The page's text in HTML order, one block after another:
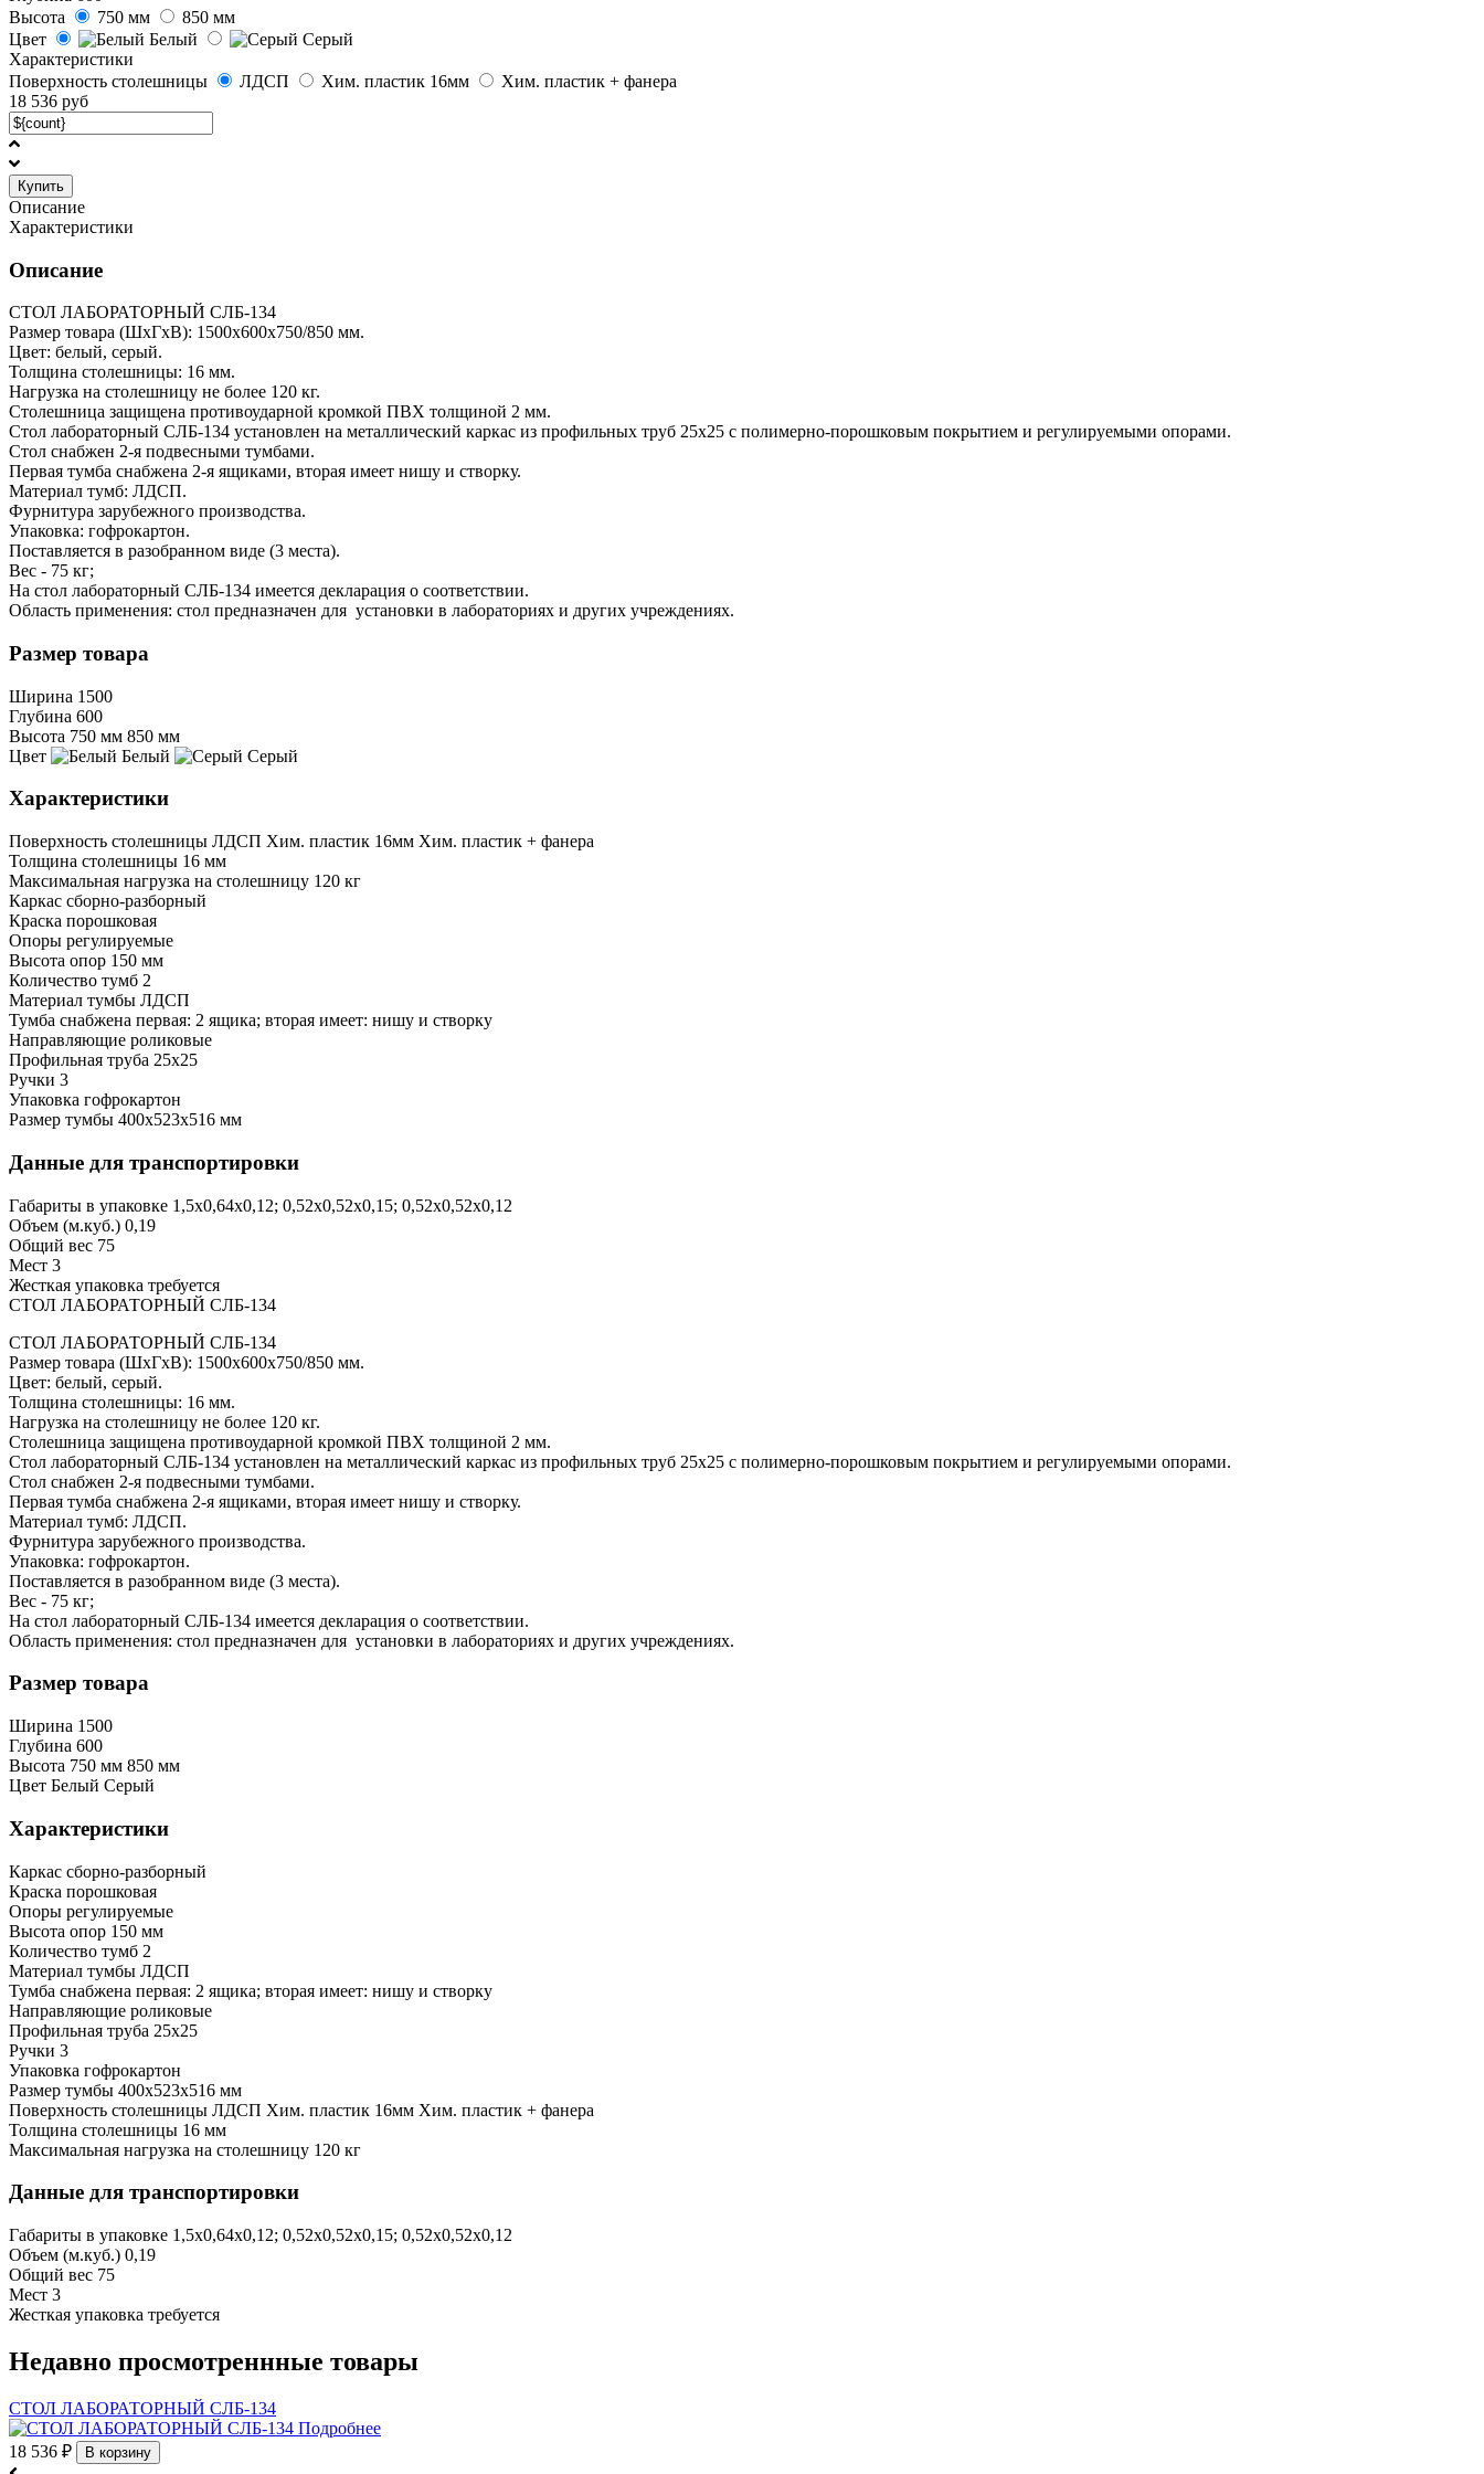
Высота
750 мм
850 мм
Цвет
Белый
Серый
Характеристики
Поверхность столешницы
ЛДСП Хим. пластик 16мм
Хим. пластик + фанера
18 536 руб
Купить
Описание
Характеристики
Описание
СТОЛ ЛАБОРАТОРНЫЙ СЛБ-134
Размер товара (ШхГхВ): 1500х600х750/850 мм.
Цвет: белый, серый.
Толщина столешницы: 16 мм.
Нагрузка на столешницу не более 120 кг.
Столешница защищена противоударной кромкой ПВХ толщиной 2 мм.
Стол лабораторный CЛБ-134 установлен на металлический каркас из профильных труб 25х25 с полимерно-порошковым покрытием и регулируемыми опорами.
Стол снабжен 2-я подвесными тумбами.
Первая тумба снабжена 2-я ящиками, вторая имеет нишу и створку.
Материал тумб: ЛДСП.
Фурнитура зарубежного производства.
Упаковка: гофрокартон.
Поставляется в разобранном виде (3 места).
Вес - 75 кг;
На стол лабораторный CЛБ-134 имеется декларация о соответствии.
Область применения: стол предназначен для установки в лабораториях и других учреждениях.
Размер товара
Ширина 1500
Глубина 600
Высота 750 мм 850 мм
Цвет
Белый Серый
Характеристики
Поверхность столешницы ЛДСП Хим. пластик 16мм Хим. пластик + фанера
Толщина столешницы 16 мм
Максимальная нагрузка на столешницу 120 кг
Каркас сборно-разборный
Краска порошковая
Опоры регулируемые
Высота опор 150 мм
Количество тумб 2
Материал тумбы ЛДСП
Тумба снабжена первая: 2 ящика; вторая имеет: нишу и створку
Направляющие роликовые
Профильная труба 25х25
Ручки 3
Упаковка гофрокартон
Размер тумбы 400х523х516 мм
Данные для транспортировки
Габариты в упаковке 1,5х0,64х0,12; 0,52х0,52х0,15; 0,52х0,52х0,12
Объем (м.куб.) 0,19
Общий вес 75
Мест 3
Жесткая упаковка требуется
СТОЛ ЛАБОРАТОРНЫЙ СЛБ-134
СТОЛ ЛАБОРАТОРНЫЙ СЛБ-134
Размер товара (ШхГхВ): 1500х600х750/850 мм.
Цвет: белый, серый.
Толщина столешницы: 16 мм.
Нагрузка на столешницу не более 120 кг.
Столешница защищена противоударной кромкой ПВХ толщиной 2 мм.
Стол лабораторный CЛБ-134 установлен на металлический каркас из профильных труб 25х25 с полимерно-порошковым покрытием и регулируемыми опорами.
Стол снабжен 2-я подвесными тумбами.
Первая тумба снабжена 2-я ящиками, вторая имеет нишу и створку.
Материал тумб: ЛДСП.
Фурнитура зарубежного производства.
Упаковка: гофрокартон.
Поставляется в разобранном виде (3 места).
Вес - 75 кг;
На стол лабораторный CЛБ-134 имеется декларация о соответствии.
Область применения: стол предназначен для установки в лабораториях и других учреждениях.
Размер товара
Ширина 1500
Глубина 600
Высота 750 мм 850 мм
Цвет Белый Серый
Характеристики
Каркас сборно-разборный
Краска порошковая
Опоры регулируемые
Высота опор 150 мм
Количество тумб 2
Материал тумбы ЛДСП
Тумба снабжена первая: 2 ящика; вторая имеет: нишу и створку
Направляющие роликовые
Профильная труба 25х25
Ручки 3
Упаковка гофрокартон
Размер тумбы 400х523х516 мм
Поверхность столешницы ЛДСП Хим. пластик 16мм Хим. пластик + фанера
Толщина столешницы 16 мм
Максимальная нагрузка на столешницу 120 кг
Данные для транспортировки
Габариты в упаковке 1,5х0,64х0,12; 0,52х0,52х0,15; 0,52х0,52х0,12
Объем (м.куб.) 0,19
Общий вес 75
Мест 3
Жесткая упаковка требуется
Недавно просмотреннные товары
СТОЛ ЛАБОРАТОРНЫЙ СЛБ-134
Подробнее
18 536 ₽ В корзину